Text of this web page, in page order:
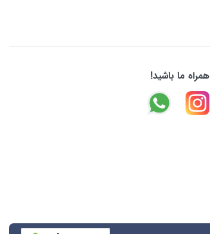
همراه ما باشید!